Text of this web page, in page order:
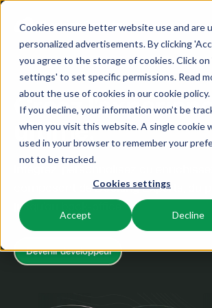
Cookies ensure better website use and are
personalized advertisements. By clicking
you agree to the storage of cookies. Click
settings' to set specific permissions. Read
about the use of cookies in our cookie policy.
If you decline, your information won’t be
when you visit this website. A single cookie
used in your browser to remember your
not to be tracked.
Cookies settings
Accept Decline
Plateforme
BEX PMS
PMS
Optimisez votre back-office.
Boostez les réservations directes via votre site
Optimisez vos décisions grâce à l'analyse des
Vous avez déjà un site web ? L'intégration est
Solutions
Booking Experts pour:
Aires de camping, tentes de glamping et
Villas, bungalows, chalets et hébergements
Ressources
Connaissance
BEX Academy
Suivez des cours en ligne et devenez un expert.
Tarifs
Témoignages
Développeurs, à vous de jouer
Créez
ultime.
Intégrez, personnalisez ou
composant de Booking Experts, du
jusqu’au back-office.
Devenir développeur